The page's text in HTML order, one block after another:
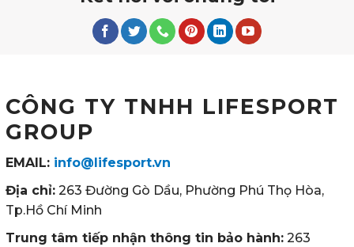
CÔNG TY TNHH LIFESPORT
GROUP
EMAIL: info@lifesport.vn
Địa chỉ: 263 Đường Gò Dầu, Phường Phú Thọ Hòa,
Tp.Hồ Chí Minh
Trung tâm tiếp nhận thông tin bảo hành: 263